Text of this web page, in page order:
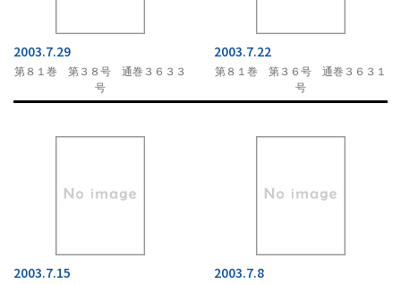
2003.7.29
第８１巻 第３８号 通巻３６３３
号
2003.7.22
第８１巻 第３６号 通巻３６３１
号
2003.7.15 2003.7.8